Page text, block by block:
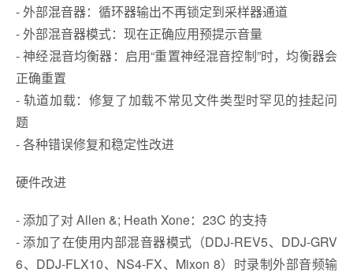
- 外部混音器：循环器输出不再锁定到采样器通道
- 外部混音器模式：现在正确应用预提示音量
- 神经混音均衡器：启用“重置神经混音控制”时，均衡器会
正确重置
- 轨道加载：修复了加载不常见文件类型时罕见的挂起问
题
- 各种错误修复和稳定性改进
硬件改进
- 添加了对 Allen &; Heath Xone：23C 的支持
- 添加了在使用内部混音器模式（DDJ-REV5、DDJ-GRV
6、DDJ-FLX10、NS4-FX、Mixon 8）时录制外部音频输